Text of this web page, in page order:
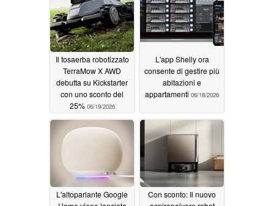
06/26/2026
Il tosaerba robotizzato
TerraMow X AWD
debutta su Kickstarter
con uno sconto del
25% 06/19/2026
L'app Shelly ora
consente di gestire più
abitazioni e
appartamenti 06/18/2026
L'altoparlante Google
Con sconto: Il nuovo